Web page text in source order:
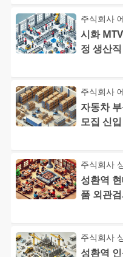
주식회사
시화
정 생산
주식회사
자동차
모집 신
주식회사
성환역
품 외관
주식회사
성환역